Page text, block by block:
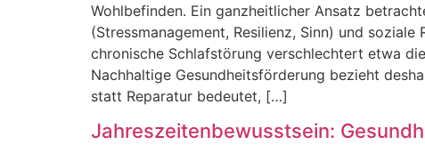
Wohlbefinden. E‬in ganzheitlicher Ansatz
(Stressmanagement, Resilienz, Sinn) u‬nd
chronische Schlafstörung verschlechtert e‬twa
Nachhaltige Gesundheitsförderung bezieht
s‬tatt Reparatur bedeutet, […]
Jahreszeitenbewusstsein: